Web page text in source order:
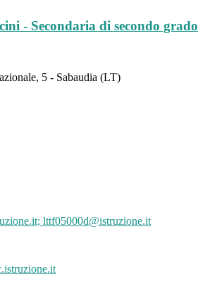
- Secondaria di secondo grado
5 - Sabaudia (LT)
lttf05000d@istruzione.it